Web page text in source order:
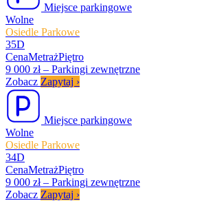
Miejsce parkingowe
Wolne
Osiedle Parkowe
35D
CenaMetrażPiętro
9 000 zł – Parkingi zewnętrzne
Zobacz Zapytaj ›
Miejsce parkingowe
Wolne
Osiedle Parkowe
34D
CenaMetrażPiętro
9 000 zł – Parkingi zewnętrzne
Zobacz Zapytaj ›